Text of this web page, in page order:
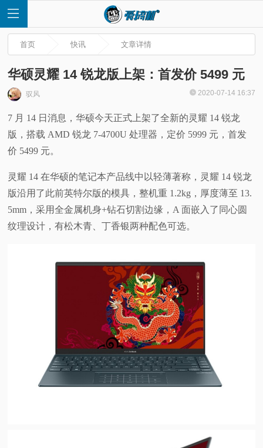
页
讯
评
首页 快讯 文章详情
华硕灵耀 14 锐龙版上架：首发价 5499 元
驭风 2020-07-14 16:37
7 月 14 日消息，华硕今天正式上架了全新的灵耀 14 锐龙
版，搭载 AMD 锐龙 7-4700U 处理器，定价 5999 元，首发
价 5499 元。
灵耀 14 在华硕的笔记本产品线中以轻薄著称，灵耀 14 锐龙
版沿用了此前英特尔版的模具，整机重 1.2kg，厚度薄至 13.
5mm，采用全金属机身+钻石切割边缘，A 面嵌入了同心圆
纹理设计，有松木青、丁香银两种配色可选。